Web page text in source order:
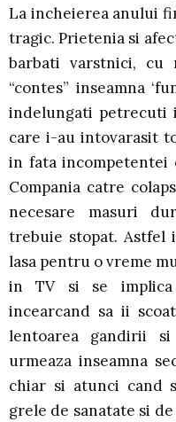
La incheierea anului
tragic. Prietenia si
barbati varstnici, cu
“contes” inseamna
indelungati petrecuti
care i-au intovarasit
in fata incompetentei
Compania catre
necesare masuri
trebuie stopat. Astfel
lasa pentru o vreme
in TV si se implica
incearcand sa ii
lentoarea gandirii
urmeaza inseamna
chiar si atunci cand
grele de sanatate si